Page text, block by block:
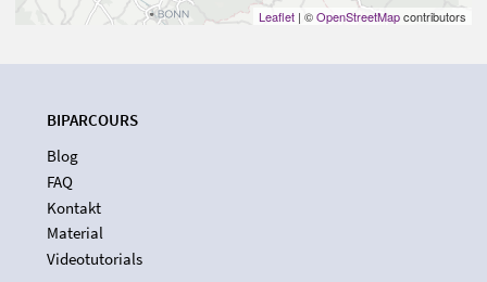
Leaflet | ©OpenStreetMapcontributors
BIPARCOURS
Blog
FAQ
Kontakt
Material
Videotutorials